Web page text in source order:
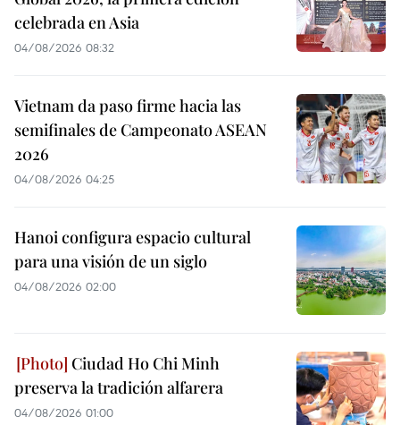
celebrada en Asia
04/08/2026 08:32
Vietnam da paso firme hacia las
semifinales de Campeonato ASEAN
2026
04/08/2026 04:25
Hanoi configura espacio cultural
para una visión de un siglo
04/08/2026 02:00
Ciudad Ho Chi Minh
preserva la tradición alfarera
04/08/2026 01:00